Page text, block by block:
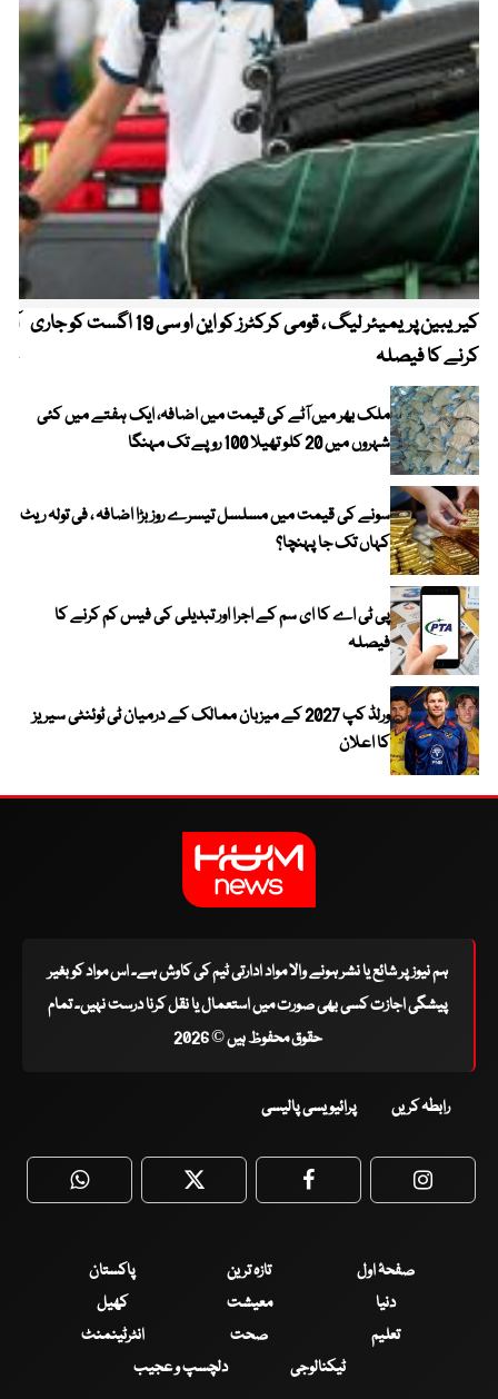
کیریبین پریمیئر لیگ ، قومی کرکٹرز کو این او سی 19 اگست کو جاری
کرنے کا فیصلہ
ملک بھر میں آٹے کی قیمت میں اضافہ، ایک ہفتے میں کئی
شہروں میں 20 کلو تھیلا 100 روپے تک مہنگا
سونے کی قیمت میں مسلسل تیسرے روز بڑا اضافہ ، فی تولہ ریٹ
کہاں تک جا پہنچا؟
پی ٹی اے کا ای سم کے اجرا اور تبدیلی کی فیس کم کرنے کا
فیصلہ
ورلڈ کپ 2027 کے میزبان ممالک کے درمیان ٹی ٹوئنٹی سیریز
کا اعلان
ہم نیوز پر شائع یا نشر ہونے والا مواد ادارتی ٹیم کی کاوش ہے۔ اس مواد کو بغیر
پیشگی اجازت کسی بھی صورت میں استعمال یا نقل کرنا درست نہیں۔ تمام
حقوق محفوظ ہیں © 2026
رابطہ کریں پرائیویسی پالیسی
WhatsApp Twitter Facebook
صفحۂ اول تازہ ترین
پاکستان
دنیا
معیشت
کھیل
تعلیم
صحت
انٹرٹینمنٹ
ٹیکنالوجی
دلچسپ و عجیب